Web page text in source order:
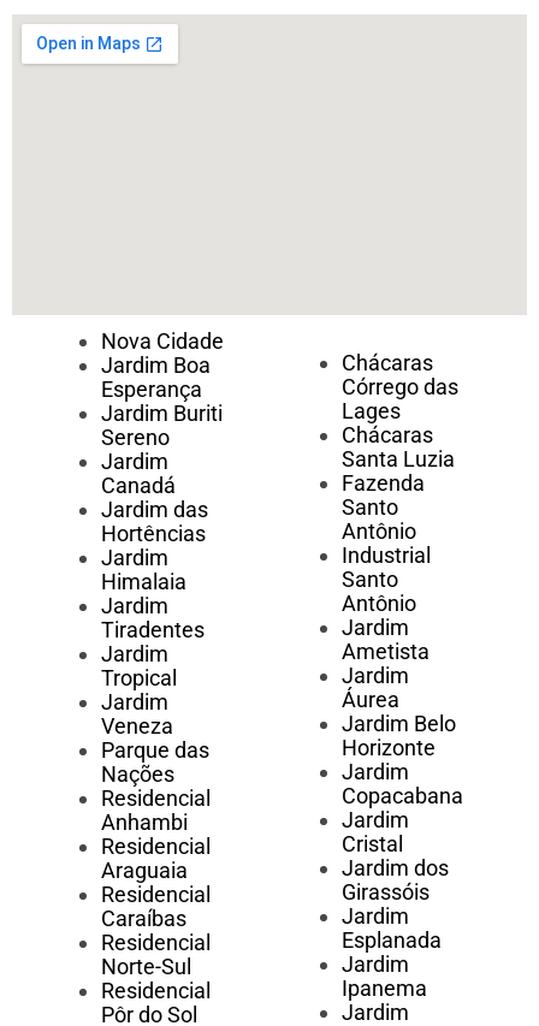
Nova Cidade
Jardim Boa
Esperança
Jardim Buriti
Sereno
Jardim
Canadá
Jardim das
Hortências
Jardim
Himalaia
Jardim
Tiradentes
Jardim
Tropical
Jardim
Veneza
Parque das
Nações
Residencial
Anhambi
Residencial
Araguaia
Residencial
Caraíbas
Residencial
Norte-Sul
Residencial
Pôr do Sol
Chácaras
Córrego das
Lages
Chácaras
Santa Luzia
Fazenda
Santo
Antônio
Industrial
Santo
Antônio
Jardim
Ametista
Jardim
Áurea
Jardim Belo
Horizonte
Jardim
Copacabana
Jardim
Cristal
Jardim dos
Girassóis
Jardim
Esplanada
Jardim
Ipanema
Jardim